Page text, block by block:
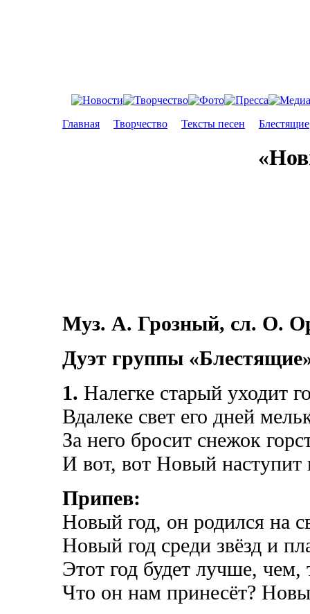
Главная Творчество Тексты песен Блестящие
Муз. А. Грозный, сл. О.
Дуэт группы «Блестящие
1. Налегке старый уходит
Вдалеке свет его дней
За него бросит снежок
И вот, вот Новый наступит
Припев:
Новый год, он родился на
Новый год среди звёзд и
Этот год будет лучше, чем,
Что он нам принесёт?